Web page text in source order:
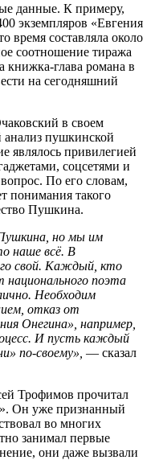
данные. К примеру,
экземпляров «Евгения
время составляла около
соотношение тиража
книжка-глава романа в
на сегодняшний
в своем
анализ пушкинской
являлось привилегией
соцсетями и
По его словам,
понимания такого
Пушкина.
но мы им
наше всё. В
свой. Каждый, кто
поэта
Необходим
отказ от
Онегина», например,
И пусть каждый
по-своему», — сказал
Трофимов прочитал
Он уже признанный
во многих
занимал первые
они даже вызвали